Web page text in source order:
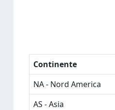
Continente
NA - Nord America
AS - Asia